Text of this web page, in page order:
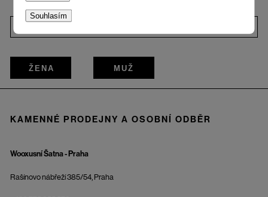
Souhlasím
ŽENA MUŽ
KAMENNÉ PRODEJNY A OSOBNÍ ODBĚR
Wooxusní Šatna - Praha
Rašínovo nábřeží 385/54, Praha